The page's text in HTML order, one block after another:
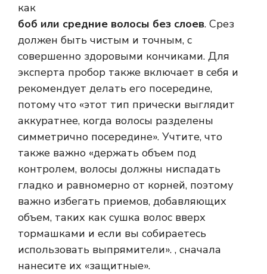
как
боб или средние волосы без слоев. Срез
должен быть чистым и точным, с
совершенно здоровыми кончиками. Для
эксперта пробор также включает в себя и
рекомендует делать его посередине,
потому что «этот тип прически выглядит
аккуратнее, когда волосы разделены
симметрично посередине». Учтите, что
также важно «держать объем под
контролем, волосы должны ниспадать
гладко и равномерно от корней, поэтому
важно избегать приемов, добавляющих
объем, таких как сушка волос вверх
тормашками и если вы собираетесь
использовать выпрямители». , сначала
нанесите их «защитные».